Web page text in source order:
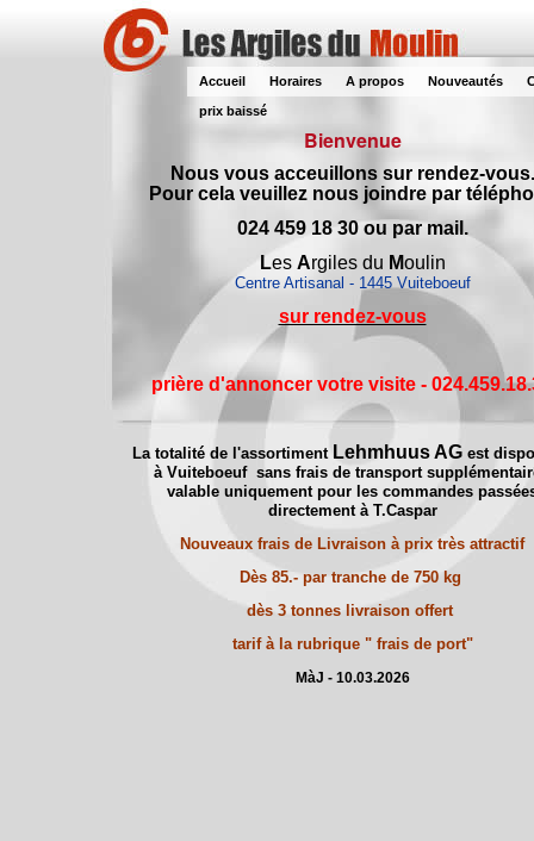
Bienvenue
Nous vous acceuillons sur rendez-vous.
Pour cela veuillez nous joindre par
024 459 18 30 ou par mail.
Les Argiles du Moulin
Centre Artisanal - 1445 Vuiteboeuf
sur rendez-vous
prière d'annoncer votre visite -
La totalité de l'assortiment Lehmhuus AG est
à Vuiteboeuf sans frais de transport
valable uniquement pour les commandes
directement à T.Caspar
Nouveaux frais de Livraison à prix très attractif
Dès 85.- par tranche de 750 kg
dès 3 tonnes livraison offert
tarif à la rubrique " frais de port"
MàJ - 10.03.2026
Accueil Horaires A propos Nouveautés
prix baissé